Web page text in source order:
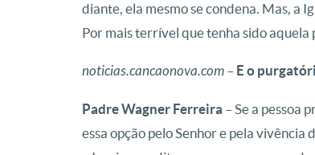
diante, ela mesmo se condena. Mas, a
Por mais terrível que tenha sido aquela
noticias.cancaonova.com – E o
Padre Wagner Ferreira – Se a pessoa
essa opção pelo Senhor e pela